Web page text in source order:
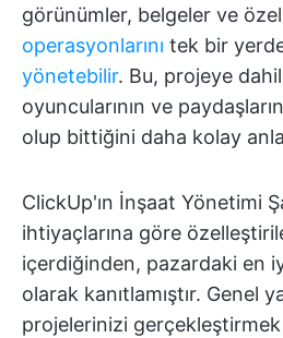
görünümler, belgeler ve
operasyonlarını tek bir
yönetebilir. Bu, projeye
oyuncularının ve
olup bittiğini daha kolay
ClickUp'ın İnşaat Yönetimi
ihtiyaçlarına göre
içerdiğinden, pazardaki en
olarak kanıtlamıştır. Genel
projelerinizi gerçekleştirmek